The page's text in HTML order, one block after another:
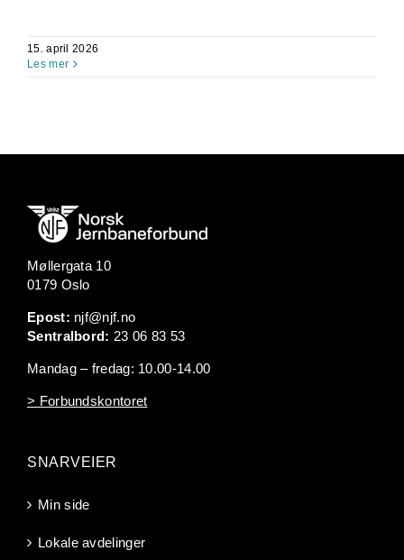
15. april 2026
Les mer
Møllergata 10
0179 Oslo
Epost: njf@njf.no
Sentralbord: 23 06 83 53
Mandag – fredag: 10.00-14.00
> Forbundskontoret
SNARVEIER
Min side
Lokale avdelinger